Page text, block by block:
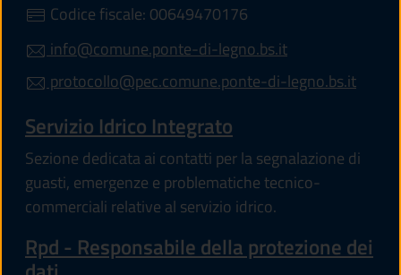
Codice fiscale: 00649470176
info@comune.ponte-di-legno.bs.it
protocollo@pec.comune.ponte-di-legno.bs.it
Servizio Idrico Integrato
Sezione dedicata ai contatti per la segnalazione di
guasti, emergenze e problematiche tecnico-
commerciali relative al servizio idrico.
Rpd - Responsabile della protezione dei